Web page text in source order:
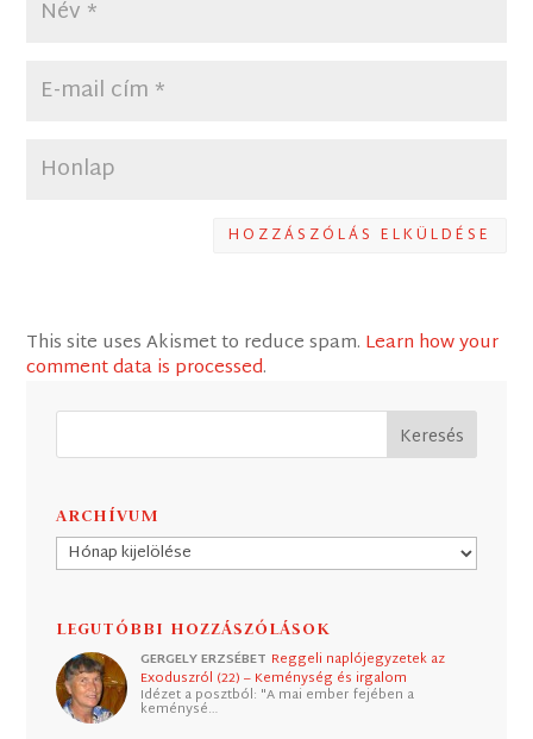
HOZZÁSZÓLÁS ELKÜLDÉSE
This site uses Akismet to reduce spam. Learn how your
comment data is processed.
ARCHÍVUM
Archívum
LEGUTÓBBI HOZZÁSZÓLÁSOK
GERGELY ERZSÉBET Reggeli naplójegyzetek az
Exoduszról (22) – Keménység és irgalom
Idézet a posztból: "A mai ember fejében a
keménysé…